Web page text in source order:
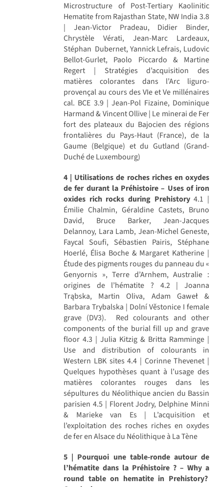
Microstructure of Post-Tertiary Kaolinitic
Hematite from Rajasthan State, NW India 3.8
| Jean-Victor Pradeau, Didier Binder,
Chrystèle Vérati, Jean-Marc Lardeaux,
Stéphan Dubernet, Yannick Lefrais, Ludovic
Bellot-Gurlet, Paolo Piccardo & Martine
Regert | Stratégies d’acquisition des
matières colorantes dans l’Arc liguro-
provençal au cours des VIe et Ve millénaires
cal. BCE 3.9 | Jean-Pol Fizaine, Dominique
Harmand & Vincent Ollive | Le minerai de Fer
fort des plateaux du Bajocien des régions
frontalières du Pays-Haut (France), de la
Gaume (Belgique) et du Gutland (Grand-
Duché de Luxembourg)
4 | Utilisations de roches riches en oxydes
de fer durant la Préhistoire – Uses of iron
oxides rich rocks during Prehistory4.1 |
Émilie Chalmin, Géraldine Castets, Bruno
David, Bruce Barker, Jean-Jacques
Delannoy, Lara Lamb, Jean-Michel Geneste,
Faycal Soufi, Sébastien Pairis, Stéphane
Hoerlé, Élisa Boche & Margaret Katherine |
Étude des pigments rouges du panneau du «
Genyornis », Terre d’Arnhem, Australie :
origines de l’hématite ? 4.2 | Joanna
Trąbska, Martin Oliva, Adam Gaweł &
Barbara Trybalska | Dolní Věstonice I female
grave (DV3). Red colourants and other
components of the burial fill up and grave
floor 4.3 | Julia Kitzig & Britta Ramminge |
Use and distribution of colourants in
Western LBK sites 4.4 | Corinne Thevenet |
Quelques hypothèses quant à l’usage des
matières colorantes rouges dans les
sépultures du Néolithique ancien du Bassin
parisien 4.5 | Florent Jodry, Delphine Minni
& Marieke van Es | L’acquisition et
l’exploitation des roches riches en oxydes
de fer en Alsace du Néolithique à La Tène
5 | Pourquoi une table-ronde autour de
l’hématite dans la Préhistoire ? – Why a
round table on hematite in Prehistory?